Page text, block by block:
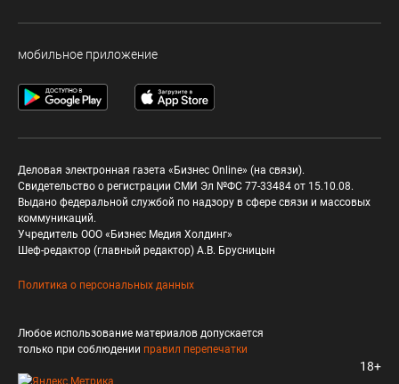
мобильное приложение
Деловая электронная газета «Бизнес Online» (на связи).
Свидетельство о регистрации СМИ Эл №ФС 77-33484 от 15.10.08.
Выдано федеральной службой по надзору в сфере связи и массовых
коммуникаций.
Учредитель ООО «Бизнес Медия Холдинг»
Шеф-редактор (главный редактор) А.В. Брусницын
Политика о персональных данных
Любое использование материалов допускается
только при соблюдении правил перепечатки
18+